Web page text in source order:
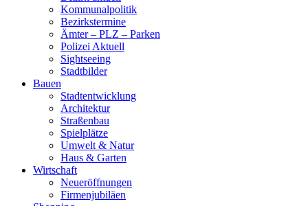
Kommunalpolitik
Bezirkstermine
Ämter – PLZ – Parken
Polizei Aktuell
Sightseeing
Stadtbilder
Bauen
Stadtentwicklung
Architektur
Straßenbau
Spielplätze
Umwelt & Natur
Haus & Garten
Wirtschaft
Neueröffnungen
Firmenjubiläen